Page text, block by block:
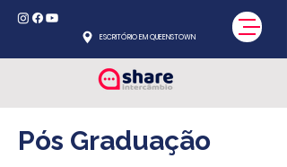
ESCRITÓRIO EM QUEENSTOWN
Pós Graduação